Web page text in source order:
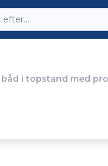
i topstand med